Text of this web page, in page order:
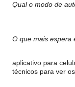
Qual o modo de
O que mais espera
aplicativo para
técnicos para ver